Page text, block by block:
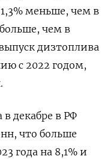
меньше, чем в
чем в
дизтоплива
с 2022 годом,
декабре в РФ
что больше
года на 8,1% и